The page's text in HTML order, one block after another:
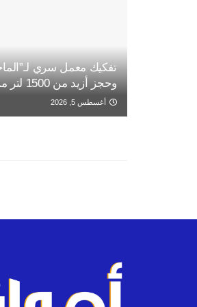
تفكيك معمل سري
وحجز أزيد من 1500 لتر من المسكرات
أغسطس 5, 2026